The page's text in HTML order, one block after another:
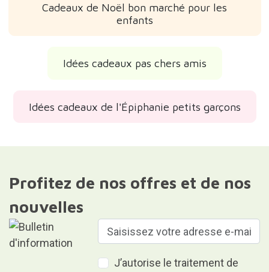
Cadeaux de Noël bon marché pour les
enfants
Idées cadeaux pas chers amis
Idées cadeaux de l'Épiphanie petits garçons
Profitez de nos offres et de nos
nouvelles
J’autorise le traitement de